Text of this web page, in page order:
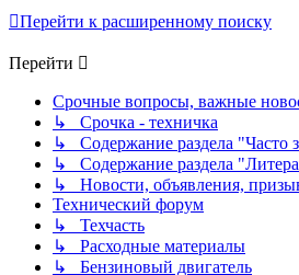
Перейти к расширенному поиску
Перейти
Срочные вопросы, важные
↳ Срочка - техничка
↳ Содержание раздела "Часто
↳ Содержание раздела
↳ Новости, объявления,
Технический форум
↳ Техчасть
↳ Расходные материалы
↳ Бензиновый двигатель